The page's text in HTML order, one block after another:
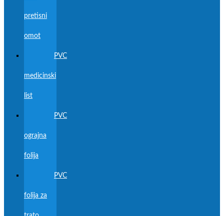
pretisni
omot
PVC
medicinski
list
PVC
ograjna
folija
PVC
folija za